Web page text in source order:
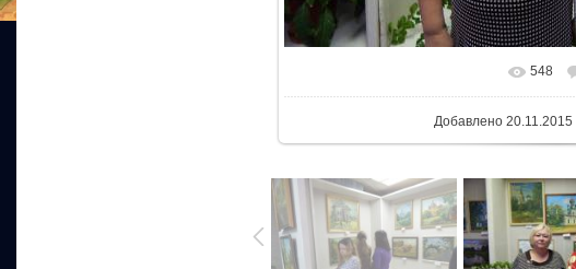
В реальном размере
548
Добавлено20.11.2015